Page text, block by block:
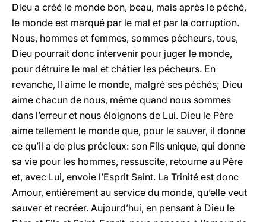
Dieu a créé le monde bon, beau, mais après le péché,
le monde est marqué par le mal et par la corruption.
Nous, hommes et femmes, sommes pécheurs, tous,
Dieu pourrait donc intervenir pour juger le monde,
pour détruire le mal et châtier les pécheurs. En
revanche, Il aime le monde, malgré ses péchés; Dieu
aime chacun de nous, même quand nous sommes
dans l’erreur et nous éloignons de Lui. Dieu le Père
aime tellement le monde que, pour le sauver, il donne
ce qu’il a de plus précieux: son Fils unique, qui donne
sa vie pour les hommes, ressuscite, retourne au Père
et, avec Lui, envoie l’Esprit Saint. La Trinité est donc
Amour, entièrement au service du monde, qu’elle veut
sauver et recréer. Aujourd’hui, en pensant à Dieu le